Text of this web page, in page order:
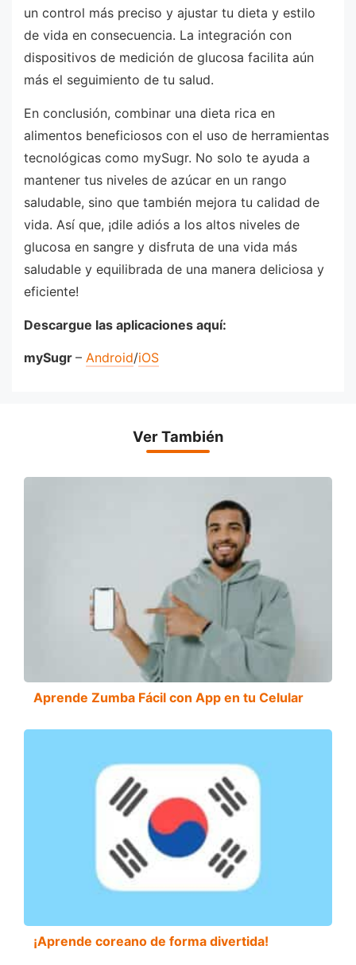
un control más preciso y ajustar tu dieta y estilo
de vida en consecuencia. La integración con
dispositivos de medición de glucosa facilita aún
más el seguimiento de tu salud.
En conclusión, combinar una dieta rica en
alimentos beneficiosos con el uso de herramientas
tecnológicas como mySugr. No solo te ayuda a
mantener tus niveles de azúcar en un rango
saludable, sino que también mejora tu calidad de
vida. Así que, ¡dile adiós a los altos niveles de
glucosa en sangre y disfruta de una vida más
saludable y equilibrada de una manera deliciosa y
eficiente!
Descargue las aplicaciones aquí:
mySugr – Android/iOS
Ver También
Aprende Zumba Fácil con App en tu Celular
¡Aprende coreano de forma divertida!